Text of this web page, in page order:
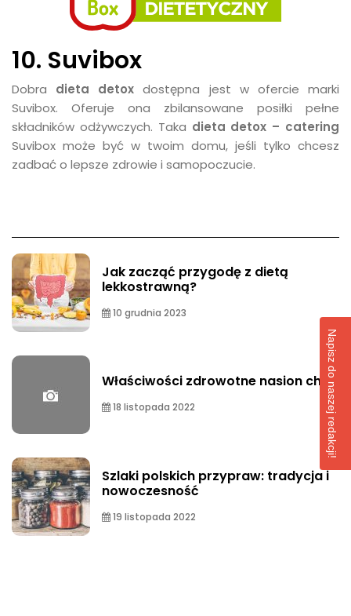
10. Suvibox
Dobra dieta detox dostępna jest w ofercie marki
Suvibox. Oferuje ona zbilansowane posiłki pełne
składników odżywczych. Taka dieta detox – catering
Suvibox może być w twoim domu, jeśli tylko chcesz
zadbać o lepsze zdrowie i samopoczucie.
Jak zacząć przygodę z dietą
lekkostrawną?
10 grudnia 2023
Właściwości zdrowotne nasion chia
18 listopada 2022
Szlaki polskich przypraw: tradycja i
nowoczesność
19 listopada 2022
Napisz do naszej redakcji!